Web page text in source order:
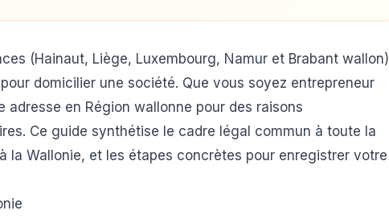
(Hainaut, Liège, Luxembourg, Namur et Brabant wallon)
domicilier une société. Que vous soyez entrepreneur
en Région wallonne pour des raisons
Ce guide synthétise le cadre légal commun à toute la
la Wallonie, et les étapes concrètes pour enregistrer votre